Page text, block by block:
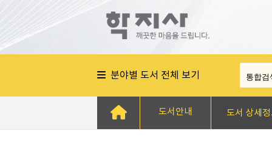
분야별 도서 전체 보기
도서안내 도서 상세